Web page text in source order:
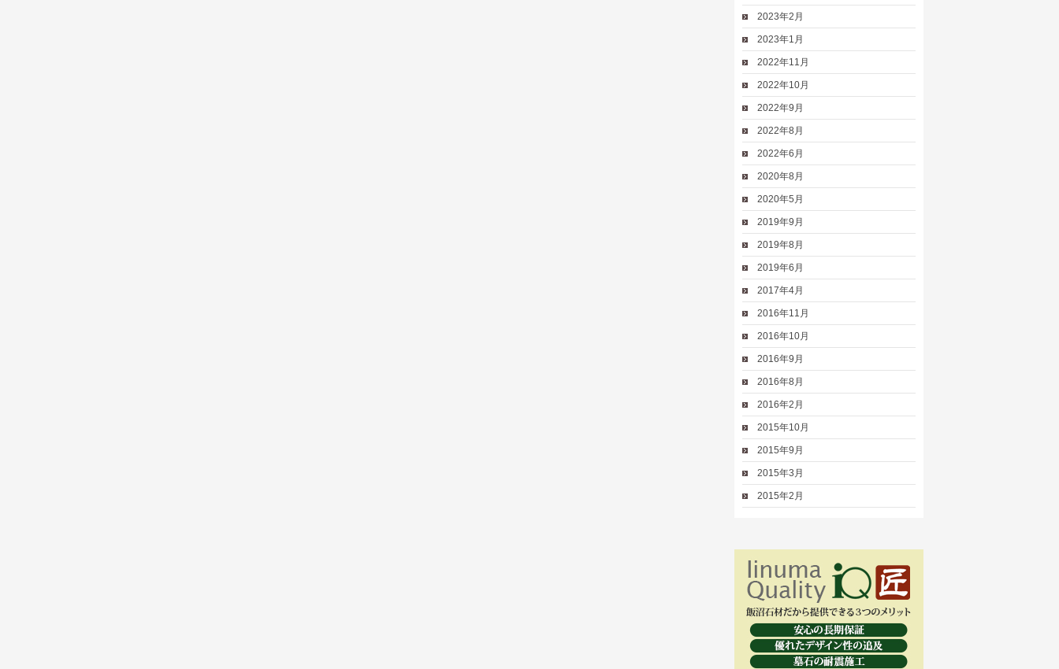
2023年2月
2023年1月
2022年11月
2022年10月
2022年9月
2022年8月
2022年6月
2020年8月
2020年5月
2019年9月
2019年8月
2019年6月
2017年4月
2016年11月
2016年10月
2016年9月
2016年8月
2016年2月
2015年10月
2015年9月
2015年3月
2015年2月